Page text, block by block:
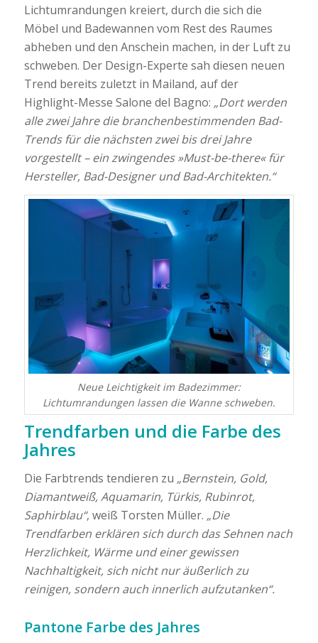
Lichtumrandungen kreiert, durch die sich die
Möbel und Badewannen vom Rest des Raumes
abheben und den Anschein machen, in der Luft zu
schweben. Der Design-Experte sah diesen neuen
Trend bereits zuletzt in Mailand, auf der
Highlight-Messe Salone del Bagno: „Dort werden
alle zwei Jahre die branchenbestimmenden Bad-
Trends für die nächsten zwei bis drei Jahre
vorgestellt – ein zwingendes »Must-be-there« für
Hersteller, Bad-Designer und Bad-Architekten.“
Neue Leichtigkeit im Badezimmer:
Lichtumrandungen lassen die Wanne schweben.
Trendfarben und die Farbe des
Jahres
Die Farbtrends tendieren zu „Bernstein, Gold,
Diamantweiß, Aquamarin, Türkis, Rubinrot,
Saphirblau“, weiß Torsten Müller. „Die
Trendfarben erklären sich durch das Sehnen nach
Herzlichkeit, Wärme und einer gewissen
Nachhaltigkeit, sich nicht nur äußerlich zu
reinigen, sondern auch innerlich aufzutanken“.
Pantone Farbe des Jahres